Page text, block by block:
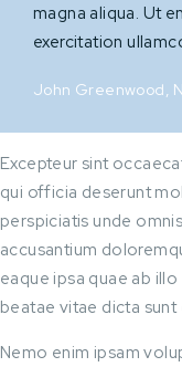
magna aliqua. Ut
exercitation
John Greenwood,
Excepteur sint
qui officia deserunt
perspiciatis unde
accusantium
eaque ipsa quae ab
beatae vitae dicta sunt
Nemo enim ipsam